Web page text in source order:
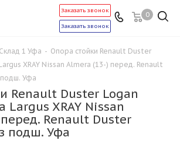
0
Заказать звонок
Заказать звонок
Склад 1 Уфа - Опора стойки Renault Duster
XRAY Nissan Almera (13-) перед. Renault
Уфа
Renault Duster Logan
Largus XRAY Nissan
Renault Duster
подш. Уфа